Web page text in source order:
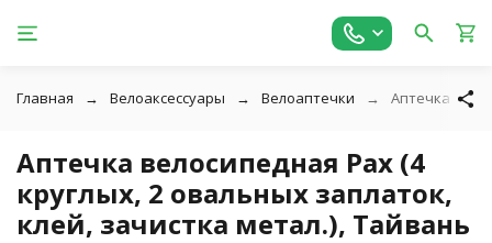
Главная Велоаксессуары Велоаптечки Аптечка
Аптечка велосипедная Pax (4
круглых, 2 овальных заплаток,
клей, зачистка метал.), Тайвань